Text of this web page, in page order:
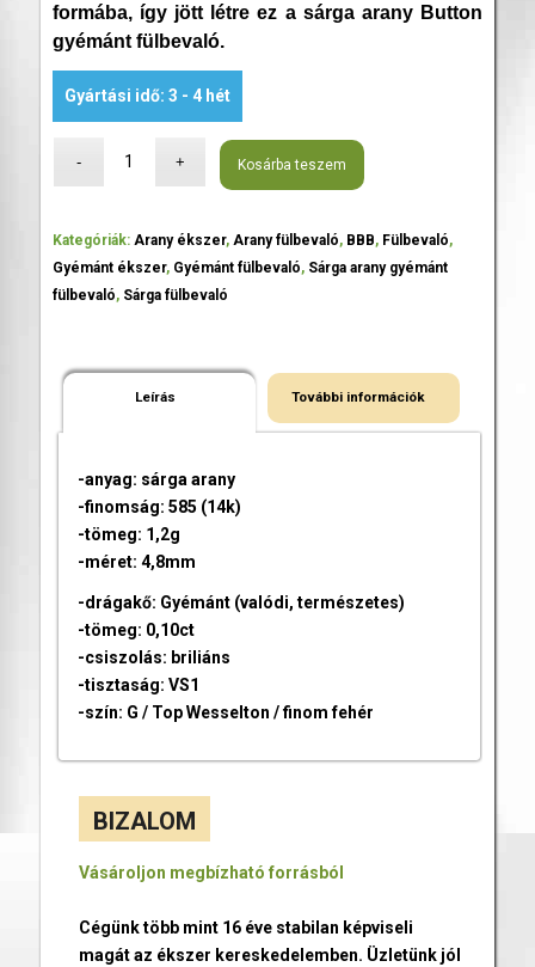
formába, így jött létre ez a sárga arany Button
gyémánt fülbevaló.
Gyártási idő: 3 - 4 hét
Kosárba teszem
Kategóriák: Arany ékszer, Arany fülbevaló, BBB, Fülbevaló,
Gyémánt ékszer, Gyémánt fülbevaló, Sárga arany gyémánt
fülbevaló, Sárga fülbevaló
Leírás További információk
-anyag: sárga arany
-finomság: 585 (14k)
-tömeg: 1,2g
-méret: 4,8mm
-drágakő: Gyémánt (valódi, természetes)
-tömeg: 0,10ct
-csiszolás: briliáns
-tisztaság: VS1
-szín: G / Top Wesselton / finom fehér
BIZALOM
Vásároljon megbízható forrásból
Cégünk több mint 16 éve stabilan képviseli
magát az ékszer kereskedelemben. Üzletünk jól